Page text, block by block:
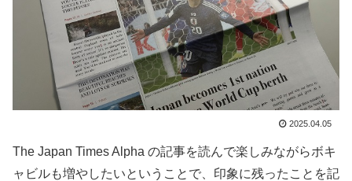
2025.04.05
The Japan Times Alpha の記事を読んで楽しみながらボキ
ャビルも増やしたいということで、印象に残ったことを記